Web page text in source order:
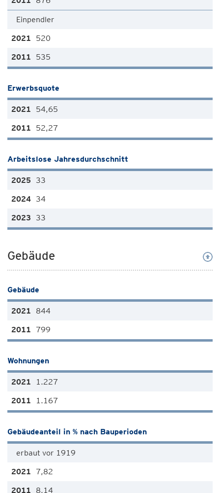
Einpendler
520
535
Erwerbsquote
54,65
52,27
Arbeitslose Jahresdurchschnitt
33
34
33
Gebäude
Gebäude
844
799
Wohnungen
1.227
1.167
Gebäudeanteil in % nach Bauperioden
erbaut vor 1919
7,82
8,14